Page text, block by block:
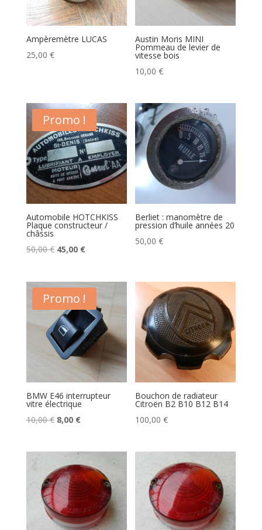
Ampèremètre LUCAS
25,00 €
Austin Moris MINI
Pommeau de levier de
vitesse bois
10,00€
Promo !
Automobile HOTCHKISS
Plaque constructeur /
châssis
50,00€ Le
initial
était :
50,00 €.
45,00 €Le
actuel
est :
45,00 €.
Berliet : manomètre de
pression d’huile années 20
50,00€
Promo !
BMW E46 interrupteur
vitre électrique
10,00€ Le
initial
était :
10,00 €.
8,00 €Le
actuel
est :
8,00 €.
Bouchon de radiateur
Citroën B2 B10 B12 B14
100,00€